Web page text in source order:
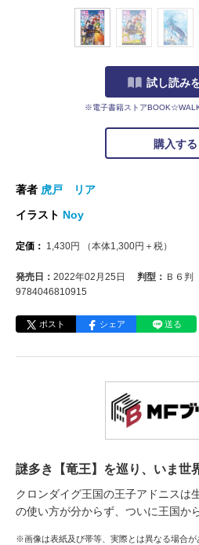
試し読み
※電子書籍ストア
購入する
著者 虎戸 リア
イラスト Noy
定価： 1,430円 （本体1,300円＋税）
発売日： 2022年02月25日 判型： Ｂ６判
9784046810915
ポスト シェア 送る
謎多き【竜王】を巡り、いま
クロンダイグ王国の王子アドニスは
の使い方が分からず、ついに王国か
※画像は表紙及び帯等、実際とは異なる場合が